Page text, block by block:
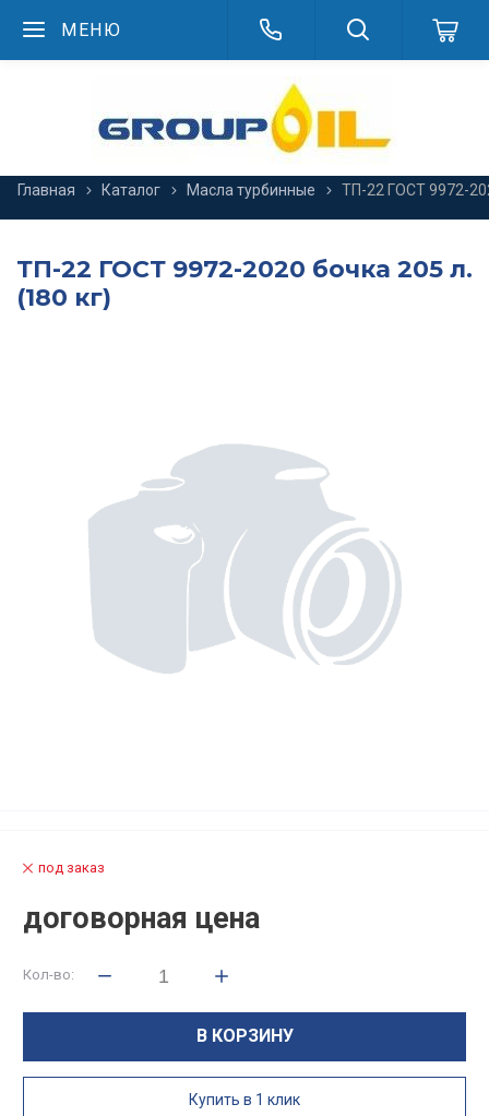
МЕНЮ
Главная Каталог Масла турбинные ТП-22 ГОСТ 9972-
ТП-22 ГОСТ 9972-2020 бочка 205 л.
(180 кг)
под заказ
договорная цена
Кол-во:
В КОРЗИНУ
Купить в 1 клик